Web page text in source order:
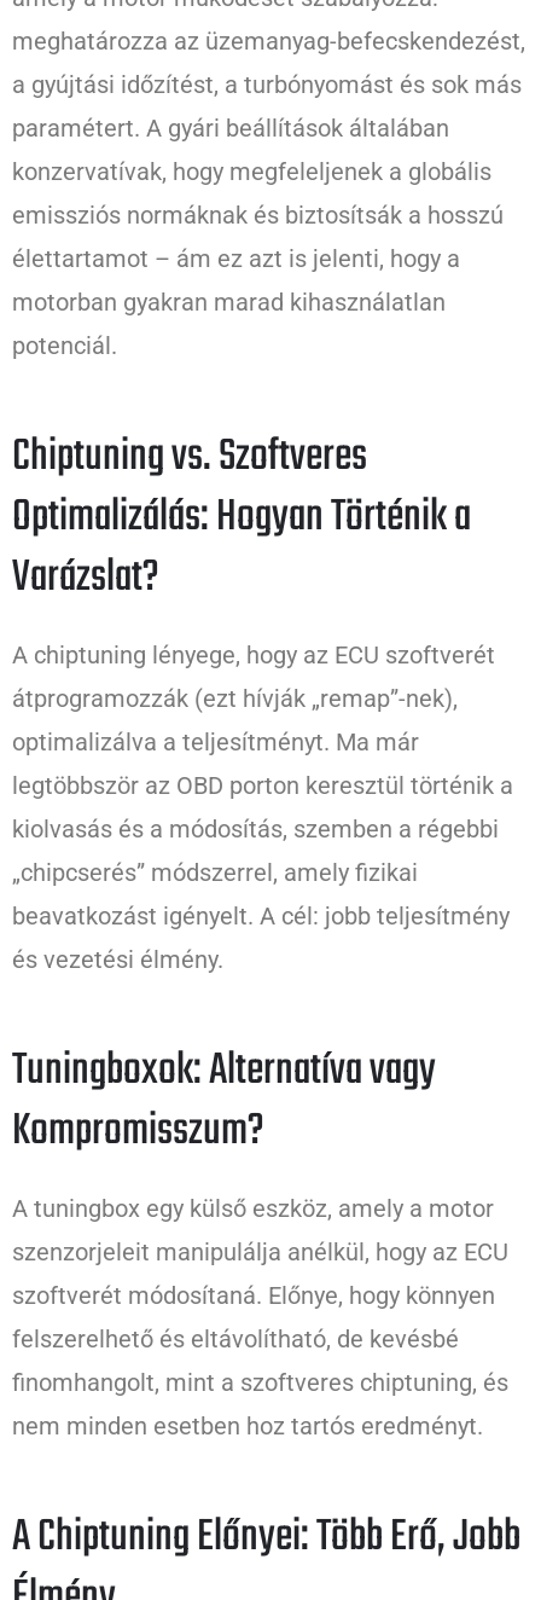
meghatározza az üzemanyag-befecskendezést,
a gyújtási időzítést, a turbónyomást és sok más
paramétert. A gyári beállítások általában
konzervatívak, hogy megfeleljenek a globális
emissziós normáknak és biztosítsák a hosszú
élettartamot – ám ez azt is jelenti, hogy a
motorban gyakran marad kihasználatlan
potenciál.
Chiptuning vs. Szoftveres
Optimalizálás: Hogyan Történik a
Varázslat?
A chiptuning lényege, hogy az ECU szoftverét
átprogramozzák (ezt hívják „remap”-nek),
optimalizálva a teljesítményt. Ma már
legtöbbször az OBD porton keresztül történik a
kiolvasás és a módosítás, szemben a régebbi
„chipcserés” módszerrel, amely fizikai
beavatkozást igényelt. A cél: jobb teljesítmény
és vezetési élmény.
Tuningboxok: Alternatíva vagy
Kompromisszum?
A tuningbox egy külső eszköz, amely a motor
szenzorjeleit manipulálja anélkül, hogy az ECU
szoftverét módosítaná. Előnye, hogy könnyen
felszerelhető és eltávolítható, de kevésbé
finomhangolt, mint a szoftveres chiptuning, és
nem minden esetben hoz tartós eredményt.
A Chiptuning Előnyei: Több Erő, Jobb